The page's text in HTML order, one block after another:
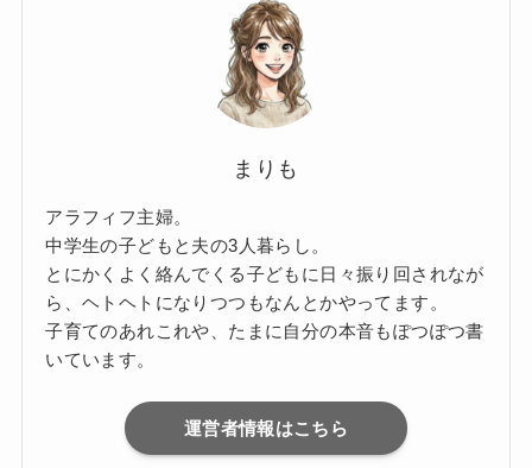
まりも
アラフィフ主婦。
中学生の子どもと夫の3人暮らし。
とにかくよく絡んでくる子どもに日々振り回されなが
ら、ヘトヘトになりつつもなんとかやってます。
子育てのあれこれや、たまに自分の本音もぽつぽつ書
いています。
運営者情報はこちら